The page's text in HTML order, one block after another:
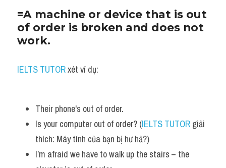
Speaking
Reading
=A machine or device that is out
of order is broken and does not
work.
IELTS TUTOR xét ví dụ:
Their phone's out of order.
Is your computer out of order? (IELTS TUTOR giải
thích: Máy tính của bạn bị hư hả?)
I’m afraid we have to walk up the stairs – the